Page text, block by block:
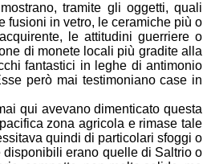
tramite gli oggetti, quali
fusioni in vetro, le ceramiche più o
le attitudini guerriere o
di monete locali più gradite alla
fantastici in leghe di antimonio
però mai testimoniano case in
qui avevano dimenticato questa
zona agricola e rimase tale
quindi di particolari sfoggi o
disponibili erano quelle di Saltrio o